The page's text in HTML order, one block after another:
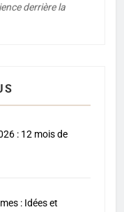
derrière la
: 12 mois de
: Idées et